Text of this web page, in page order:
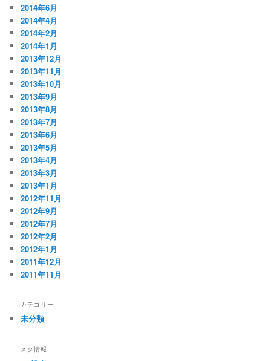
2014年6月
2014年4月
2014年2月
2014年1月
2013年12月
2013年11月
2013年10月
2013年9月
2013年8月
2013年7月
2013年6月
2013年5月
2013年4月
2013年3月
2013年1月
2012年11月
2012年9月
2012年7月
2012年2月
2012年1月
2011年12月
2011年11月
カテゴリー
未分類
メタ情報